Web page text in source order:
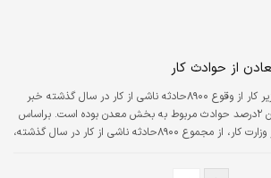
معاون وزیر کار از وقوع ۸۹۰۰حادثه ناشی از کار در سال گذشته خبر
داد و گفت: از این میزان ۲‌درصد حوادث مربوط به بخش معدن بوده است. براساس
اعلام معاونت روابط کار وزارت کار، از مجموع ۸۹۰۰حادثه ناشی از کار در سال گذشته،